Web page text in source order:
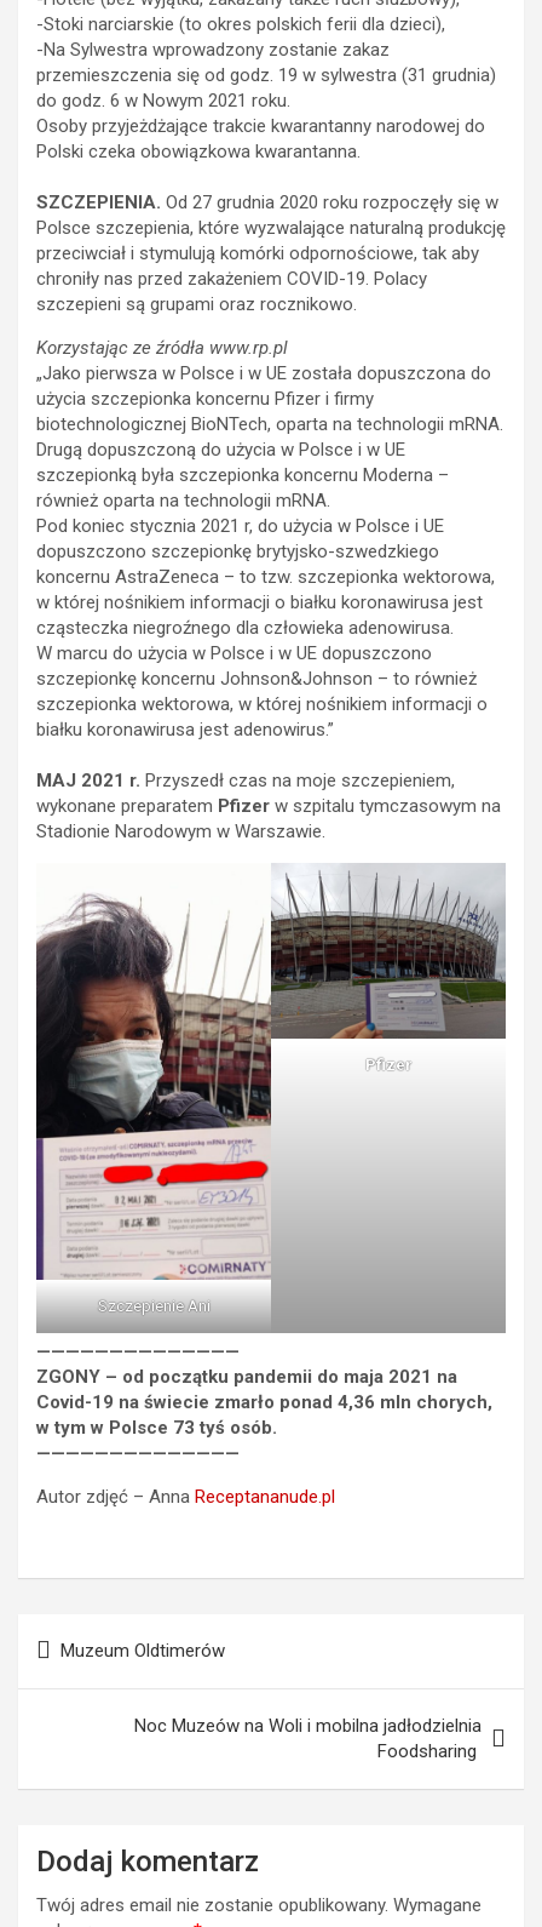
-Stoki narciarskie (to okres polskich ferii dla dzieci),
-Na Sylwestra wprowadzony zostanie zakaz
przemieszczenia się od godz. 19 w sylwestra (31 grudnia)
do godz. 6 w Nowym 2021 roku.
Osoby przyjeżdżające trakcie kwarantanny narodowej do
Polski czeka obowiązkowa kwarantanna.
SZCZEPIENIA. Od 27 grudnia 2020 roku rozpoczęły się w
Polsce szczepienia, które wyzwalające naturalną produkcję
przeciwciał i stymulują komórki odpornościowe, tak aby
chroniły nas przed zakażeniem COVID-19. Polacy
szczepieni są grupami oraz rocznikowo.
Korzystając ze źródła www.rp.pl
„Jako pierwsza w Polsce i w UE została dopuszczona do
użycia szczepionka koncernu Pfizer i firmy
biotechnologicznej BioNTech, oparta na technologii mRNA.
Drugą dopuszczoną do użycia w Polsce i w UE
szczepionką była szczepionka koncernu Moderna –
również oparta na technologii mRNA.
Pod koniec stycznia 2021 r, do użycia w Polsce i UE
dopuszczono szczepionkę brytyjsko-szwedzkiego
koncernu AstraZeneca – to tzw. szczepionka wektorowa,
w której nośnikiem informacji o białku koronawirusa jest
cząsteczka niegroźnego dla człowieka adenowirusa.
W marcu do użycia w Polsce i w UE dopuszczono
szczepionkę koncernu Johnson&Johnson – to również
szczepionka wektorowa, w której nośnikiem informacji o
białku koronawirusa jest adenowirus.”
MAJ 2021 r. Przyszedł czas na moje szczepieniem,
wykonane preparatem Pfizer w szpitalu tymczasowym na
Stadionie Narodowym w Warszawie.
Szczepienie Ani
Pfizer
——————————————
ZGONY – od początku pandemii do maja 2021 na
Covid-19 na świecie zmarło ponad 4,36 mln chorych,
w tym w Polsce 73 tyś osób.
——————————————
Autor zdjęć – Anna Receptananude.pl
Nawigacja
Muzeum Oldtimerów
Noc Muzeów na Woli i mobilna jadłodzielnia
Foodsharing
Dodaj komentarz
Twój adres email nie zostanie opublikowany. Wymagane